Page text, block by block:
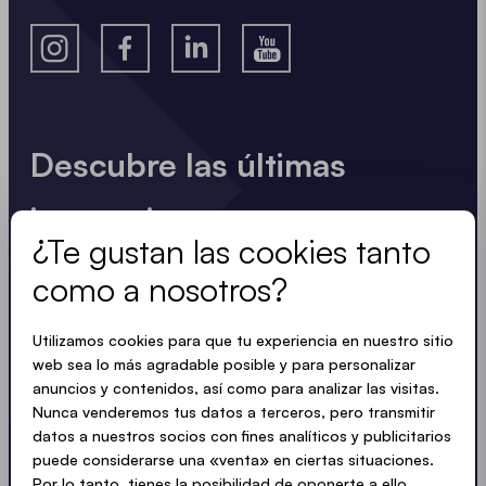
Descubre las últimas
innovaciones
Siempre al día. No hay spam. Sólo recibirás
información útil redactada de forma clara, concisa
ACEPTAR LA PRIVACIDAD
¿Te gustan las cookies tanto
como a nosotros?
Utilizamos cookies para que tu experiencia en nuestro sitio
web sea lo más agradable posible y para personalizar
anuncios y contenidos, así como para analizar las visitas.
Nunca venderemos tus datos a terceros, pero transmitir
datos a nuestros socios con fines analíticos y publicitarios
puede considerarse una «venta» en ciertas situaciones.